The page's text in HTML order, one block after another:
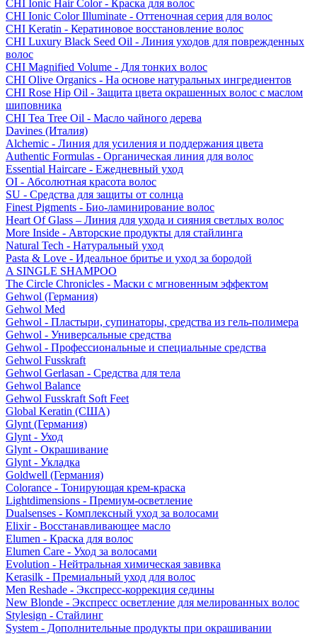
CHI Ionic Hair Color - Краска для волос
CHI Ionic Color Illuminate - Оттеночная серия для волос
CHI Keratin - Кератиновое восстановление волос
CHI Luxury Black Seed Oil - Линия уходов для поврежденных
волос
CHI Magnified Volume - Для тонких волос
CHI Olive Organics - На основе натуральных ингредиентов
CHI Rose Hip Oil - Защита цвета окрашенных волос с маслом
шиповника
CHI Tea Tree Oil - Масло чайного дерева
Davines (Италия)
Alchemic - Линия для усиления и поддержания цвета
Authentic Formulas - Органическая линия для волос
Essential Haircare - Eжедневный уход
OI - Абсолютная красота волос
SU - Средства для защиты от солнца
Finest Pigments - Био-ламинирование волос
Heart Of Glass – Линия для ухода и сияния светлых волос
More Inside - Авторские продукты для стайлинга
Natural Tech - Натуральный уход
Pasta & Love - Идеальное бритье и уход за бородой
A SINGLE SHAMPOO
The Circle Chronicles - Маски с мгновенным эффектом
Gehwol (Германия)
Gehwol Med
Gehwol - Пластыри, супинаторы, средства из гель-полимера
Gehwol - Универсальные средства
Gehwol - Профессиональные и специальные средства
Gehwol Fusskraft
Gehwol Gerlasan - Средства для тела
Gehwol Balance
Gehwol Fusskraft Soft Feet
Global Keratin (США)
Glynt (Германия)
Glynt - Уход
Glynt - Окрашивание
Glynt - Укладка
Goldwell (Германия)
Colorance - Тонирующая крем-краска
Lightdimensions - Премиум-осветление
Dualsenses - Комплексный уход за волосами
Elixir - Восстанавливающее масло
Elumen - Краска для волос
Elumen Care - Уход за волосами
Evolution - Нейтральная химическая завивка
Kerasilk - Премиальный уход для волос
Men Reshade - Экспресс-коррекция седины
New Blonde - Экспресс осветление для мелированных волос
Stylesign - Стайлинг
System - Дополнительные продукты при окрашивании